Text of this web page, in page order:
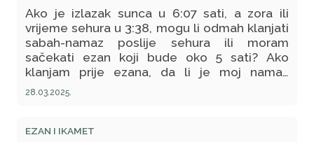
Ako je izlazak sunca u 6:07 sati, a zora ili
vrijeme sehura u 3:38, mogu li odmah klanjati
sabah-namaz poslije sehura ili moram
sačekati ezan koji bude oko 5 sati? Ako
klanjam prije ezana, da li je moj namaz
ispravan?
28.03.2025.
EZAN I IKAMET